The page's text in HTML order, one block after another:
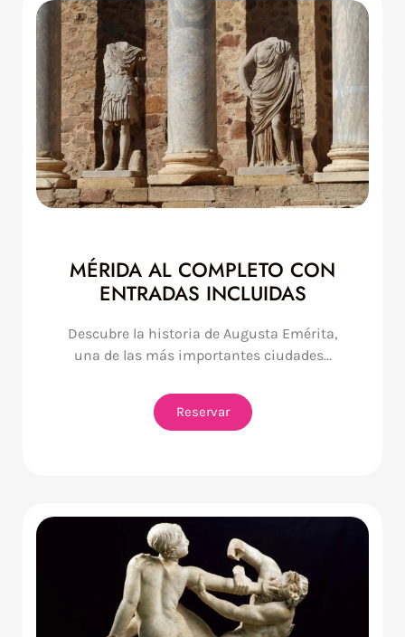
MÉRIDA AL COMPLETO CON
ENTRADAS INCLUIDAS
Descubre la historia de Augusta Emérita,
una de las más importantes ciudades...
Reservar